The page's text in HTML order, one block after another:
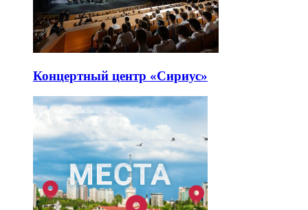
Концертный центр «Сириус»